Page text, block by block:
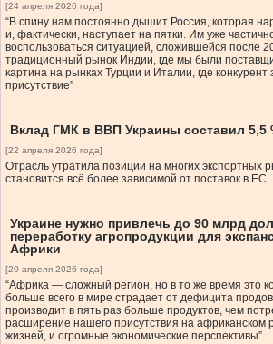
[24 апреля 2026 года]
“В спину нам постоянно дышит Россия, которая
и, фактически, наступает на пятки. Им уже
воспользоваться ситуацией, сложившейся после
традиционный рынок Индии, где мы были
картина на рынках Турции и Италии, где конкурент
присутствие”
Вклад ГМК в ВВП Украины составил 5,5
[22 апреля 2026 года]
Отрасль утратила позиции на многих экспортных
становится всё более зависимой от поставок в ЕС
Украине нужно привлечь до 90 млрд
переработку агропродукции для
Африки
[20 апреля 2026 года]
“Африка — сложный регион, но в то же время это
больше всего в мире страдает от дефицита
производит в пять раз больше продуктов, чем
расширение нашего присутствия на африканском
жизней, и огромные экономические перспективы”